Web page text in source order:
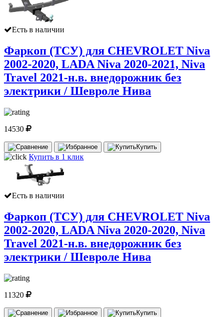
Есть в наличии
Фаркоп (ТСУ) для CHEVROLET Niva
2002-2020, LADA Niva 2020-2021, Niva
Travel 2021-н.в. внедорожник без
электрики / Шевроле Нива
14530
Купить
Купить в 1 клик
Есть в наличии
Фаркоп (ТСУ) для CHEVROLET Niva
2002-2020, LADA Niva 2020-2020, Niva
Travel 2021-н.в. внедорожник без
электрики / Шевроле Нива
11320
Купить